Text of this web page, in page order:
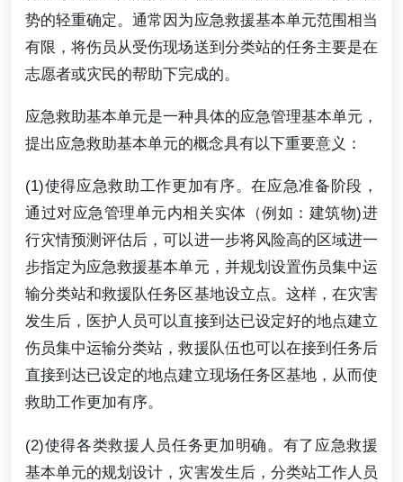
势的轻重确定。通常因为应急救援基本单元范围相当
有限，将伤员从受伤现场送到分类站的任务主要是在
志愿者或灾民的帮助下完成的。
应急救助基本单元是一种具体的应急管理基本单元，
提出应急救助基本单元的概念具有以下重要意义：
(1)使得应急救助工作更加有序。在应急准备阶段，
通过对应急管理单元内相关实体（例如：建筑物)进
行灾情预测评估后，可以进一步将风险高的区域进一
步指定为应急救援基本单元，并规划设置伤员集中运
输分类站和救援队任务区基地设立点。这样，在灾害
发生后，医护人员可以直接到达已设定好的地点建立
伤员集中运输分类站，救援队伍也可以在接到任务后
直接到达已设定的地点建立现场任务区基地，从而使
救助工作更加有序。
(2)使得各类救援人员任务更加明确。有了应急救援
基本单元的规划设计，灾害发生后，分类站工作人员